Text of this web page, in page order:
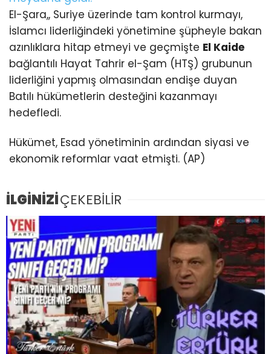
El-Şara,, Suriye üzerinde tam kontrol kurmayı,
İslamcı liderliğindeki yönetimine şüpheyle bakan
azınlıklara hitap etmeyi ve geçmişte El Kaide
bağlantılı Hayat Tahrir el-Şam (HTŞ) grubunun
liderliğini yapmış olmasından endişe duyan
Batılı hükümetlerin desteğini kazanmayı
hedefledi.
Hükümet, Esad yönetiminin ardından siyasi ve
ekonomik reformlar vaat etmişti. (AP)
İLGİNİZİÇEKEBİLİR